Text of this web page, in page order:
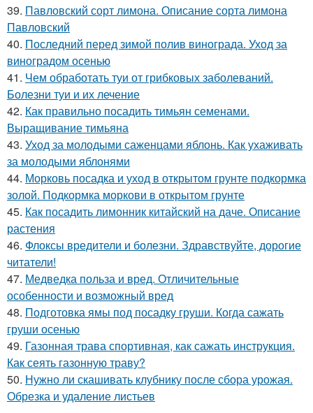
39. Павловский сорт лимона. Описание сорта лимона
Павловский
40. Последний перед зимой полив винограда. Уход за
виноградом осенью
41. Чем обработать туи от грибковых заболеваний.
Болезни туи и их лечение
42. Как правильно посадить тимьян семенами.
Выращивание тимьяна
43. Уход за молодыми саженцами яблонь. Как ухаживать
за молодыми яблонями
44. Морковь посадка и уход в открытом грунте подкормка
золой. Подкормка моркови в открытом грунте
45. Как посадить лимонник китайский на даче. Описание
растения
46. Флоксы вредители и болезни. Здравствуйте, дорогие
читатели!
47. Медведка польза и вред. Отличительные
особенности и возможный вред
48. Подготовка ямы под посадку груши. Когда сажать
груши осенью
49. Газонная трава спортивная, как сажать инструкция.
Как сеять газонную траву?
50. Нужно ли скашивать клубнику после сбора урожая.
Обрезка и удаление листьев